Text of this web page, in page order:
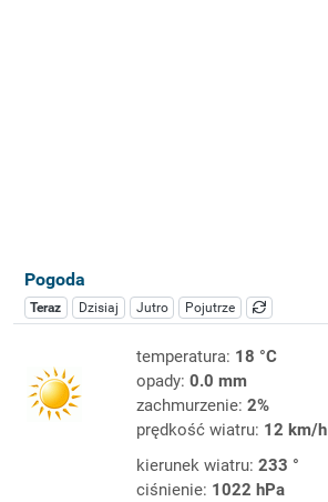
Pogoda
Teraz Dzisiaj Jutro Pojutrze
temperatura: 18 °C
opady: 0.0 mm
zachmurzenie: 2%
prędkość wiatru: 12 km/h
kierunek wiatru: 233 °
ciśnienie: 1022 hPa